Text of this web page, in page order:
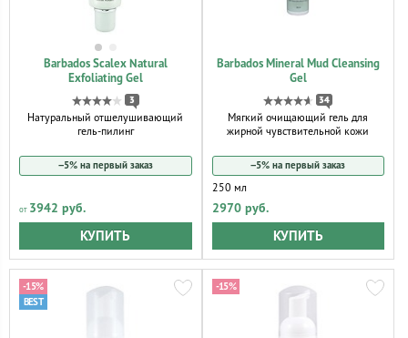
Barbados Scalex Natural
Exfoliating Gel
3
Натуральный отшелушивающий
гель-пилинг
−5% на первый заказ
3942 руб.
КУПИТЬ
Barbados Mineral Mud Cleansing
Gel
34
Мягкий очищающий гель для
жирной чувствительной кожи
−5% на первый заказ
250 мл
2970 руб.
КУПИТЬ
-15% -15%